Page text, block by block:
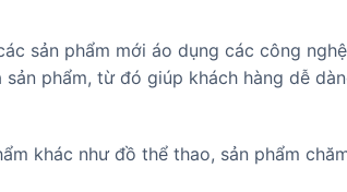
sản phẩm mới áo dụng các công
phẩm, từ đó giúp khách hàng dễ
khác như đồ thể thao, sản phẩm